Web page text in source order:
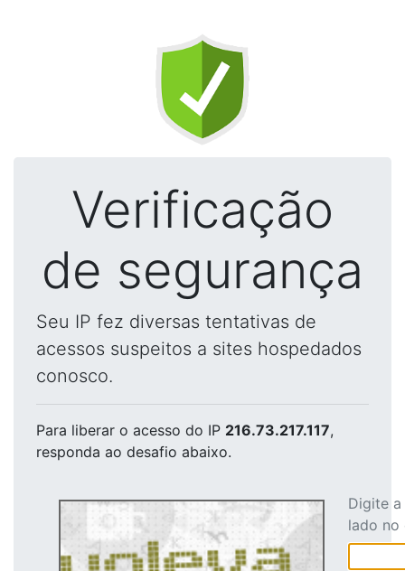
Verificação
de segurança
Seu IP fez diversas tentativas de
acessos suspeitos a sites hospedados
conosco.
Para liberar o acesso do IP 216.73.217.117,
responda ao desafio abaixo.
Digite
lado no